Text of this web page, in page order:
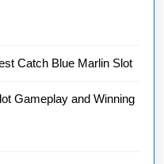
Catch Blue Marlin Slot
Gameplay and Winning